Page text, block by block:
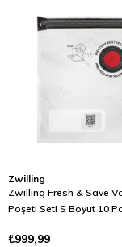
Zwilling
Zwilling Fresh & Save
Poşeti Seti S Boyut 10
₺999,99